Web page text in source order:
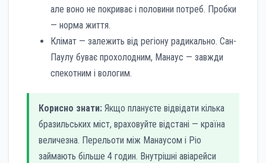
але воно не покриває і половини потреб. Пробки
— норма життя.
Клімат — залежить від регіону радикально. Сан-
Паулу буває прохолодним, Манаус — завжди
спекотним і вологим.
Корисно знати: Якщо плануєте відвідати кілька
бразильських міст, враховуйте відстані — країна
величезна. Перельоти між Манаусом і Ріо
займають більше 4 годин. Внутрішні авіарейси